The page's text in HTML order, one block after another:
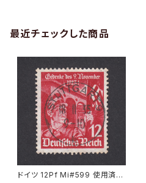
最近チェックした商品
ドイツ 12Pf Mi#599 使用済み